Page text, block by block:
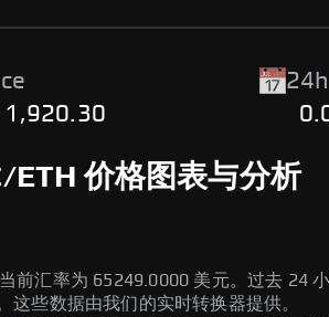
1,920.30
ETH 价格图表与分析
当前汇率为 65249.0000 美元。过去 24
这些数据由我们的实时转换器提供。